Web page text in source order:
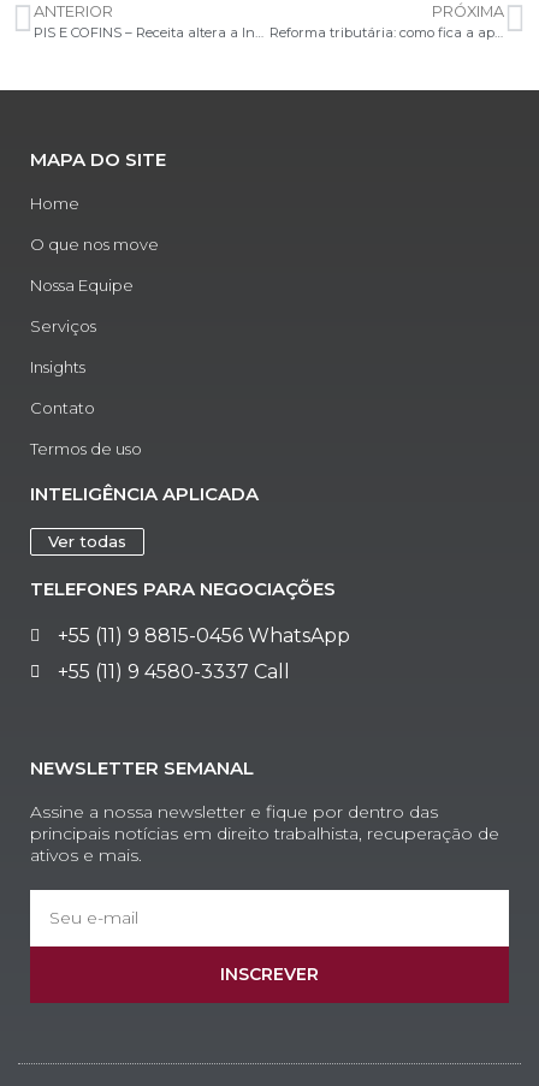
ANTERIOR
PIS E COFINS – Receita altera a Instrução Normativa 2121
PRÓXIMA
Reforma tributária: como fica a apuração assistida do IBS/CBS
MAPA DO SITE
Home
O que nos move
Nossa Equipe
Serviços
Insights
Contato
Termos de uso
INTELIGÊNCIA APLICADA
Ver todas
TELEFONES PARA NEGOCIAÇÕES
+55 (11) 9 8815-0456 WhatsApp
+55 (11) 9 4580-3337 Call
NEWSLETTER SEMANAL
Assine a nossa newsletter e fique por dentro das
principais notícias em direito trabalhista, recuperação de
ativos e mais.
INSCREVER